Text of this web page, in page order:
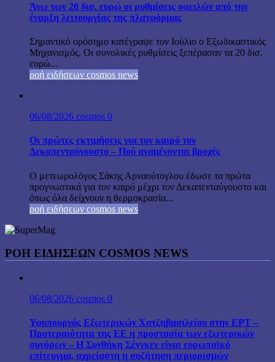
Άνω των 20 δισ. ευρώ οι ρυθμίσεις οφειλών από την
έναρξη λειτουργίας της πλατφόρμας
Σημαντικό ορόσημο κατέγραψε τον Ιούλιο ο Εξωδικαστικός
Μηχανισμός. Οι συνολικές ρυθμίσεις ξεπέρασαν τα 20 δισ.
ευρώ...
ροή ειδήσεων cosmos news
06/08/2026 cosmos 0
Οι πρώτες εκτιμήσεις για τον καιρό τον
Δεκαπενταύγουστο – Πού αναμένονται βροχές
Ο μετεωρολόγος Σάκης Αρναούτογλου έδωσε τα πρώτα
προγνωστικά για τον καιρό μέχρι τον Δεκαπενταύγουστο και
όπως όλα δείχνουν η θερμοκρασία...
ροή ειδήσεων cosmos news
ΡΟΉ ΕΙΔΉΣΕΩΝ COSMOS NEWS
06/08/2026 cosmos 0
Υφυπουργός Εξωτερικών Χατζηβασιλείου στην ΕΡΤ –
Προτεραιότητα της ΕΕ η προστασία των εξωτερικών
συνόρων – Η Συνθήκη Σένγκεν είναι ευρωπαϊκό
επίτευγμα, αχρείαστη η συζήτηση περιορισμών